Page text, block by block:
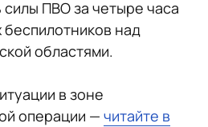
ПВО за четыре часа
беспилотников над
областями.
в зоне
операции — читайте в